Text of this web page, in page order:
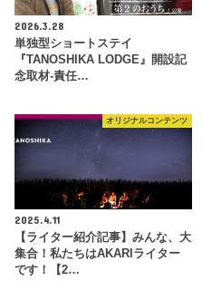
2026.3.28
単独型ショートステイ
『TANOSHIKA LODGE』開設記
念取材-責任…
オリジナルコンテンツ
2025.4.11
【ライター紹介記事】みんな、大
集合！私たちはAKARIライター
です！【2…